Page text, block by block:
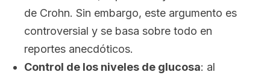
de Crohn. Sin embargo, este argumento es
controversial y se basa sobre todo en
reportes anecdóticos.
Control de los niveles de glucosa: al